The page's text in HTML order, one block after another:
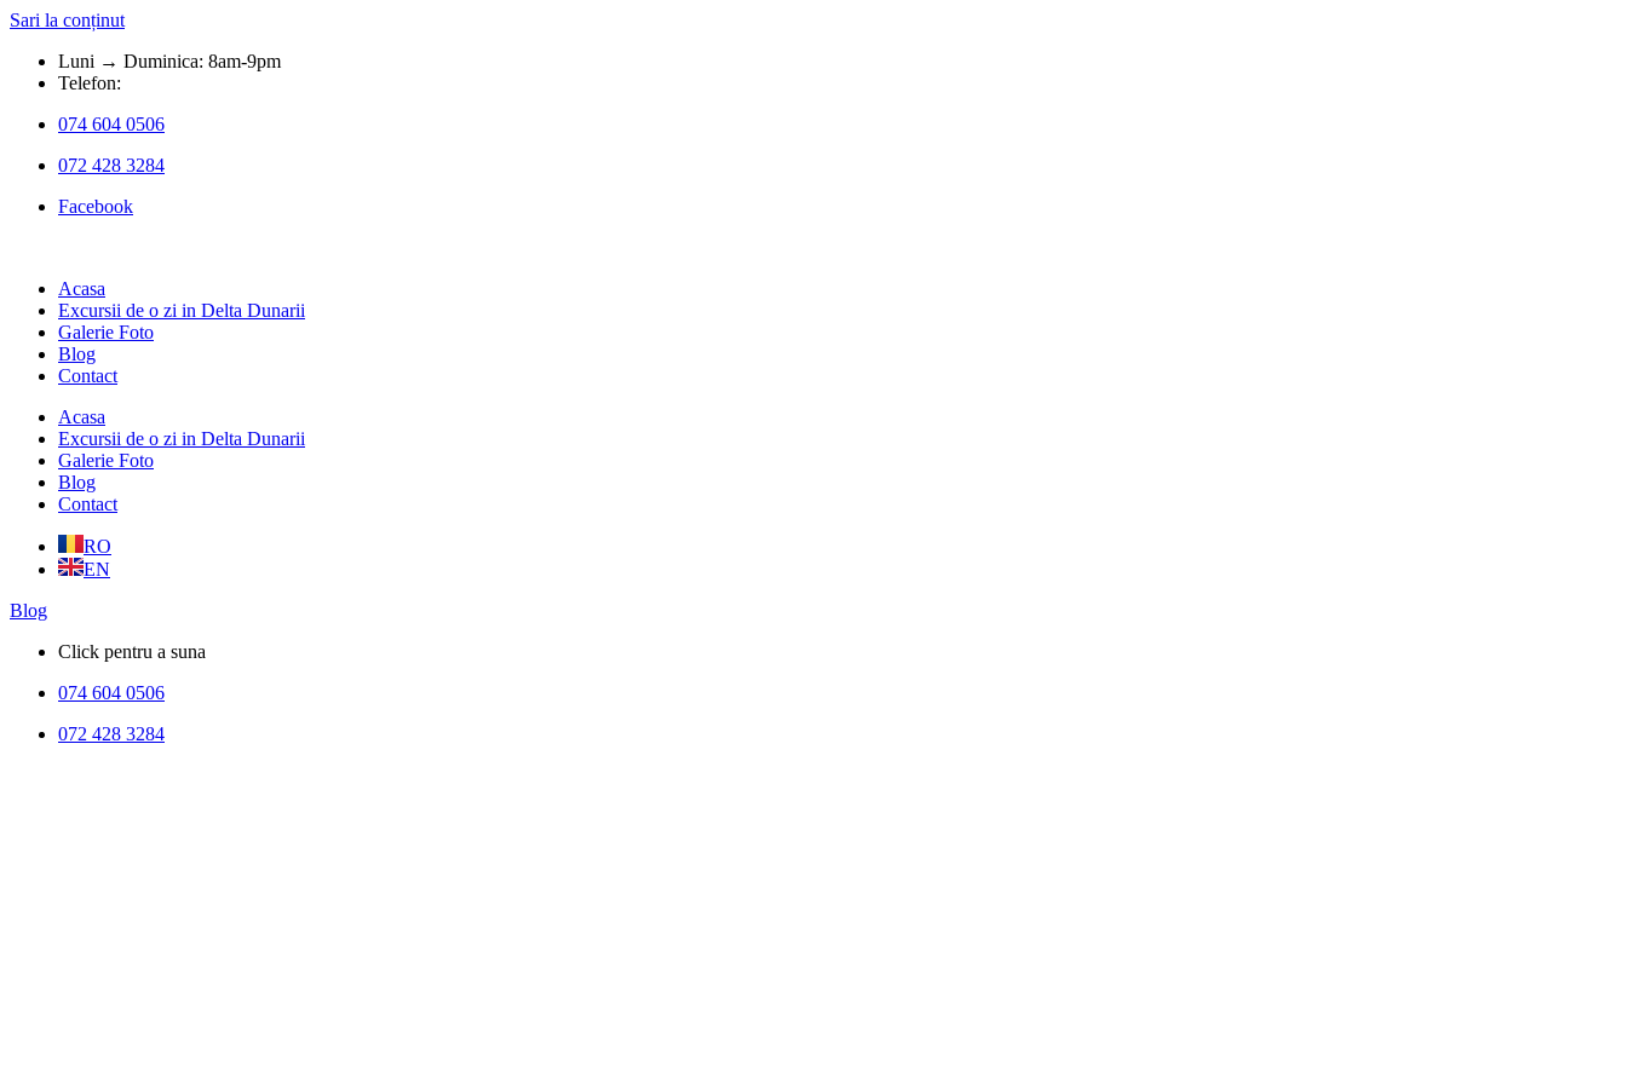
Sari la conținut
Luni → Duminica: 8am-9pm
Telefon:
074 604 0506
072 428 3284
Facebook
Acasa
Excursii de o zi in Delta Dunarii
Galerie Foto
Blog
Contact
Acasa
Excursii de o zi in Delta Dunarii
Galerie Foto
Blog
Contact
RO
EN
Blog
Click pentru a suna
074 604 0506
072 428 3284